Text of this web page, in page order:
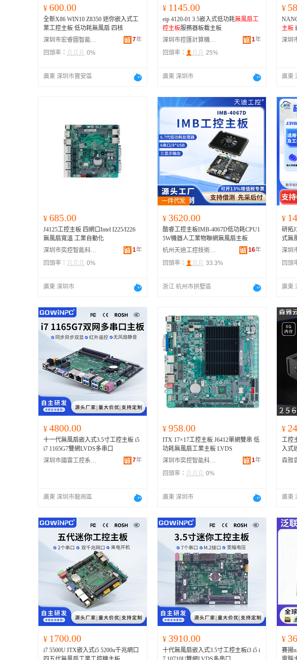
¥ 600.00
全新X86 WIN10 Z8350 迷你嵌入式工
業工控主板 低功耗無風扇 四核
深圳市宏睿圖智能有限公司
7年
回頭率：
0%
廣東 深圳市寶安區
¥ 1145.00
eip 4120-01 3.5嵌入式低功耗無風扇工
控主板服務器板載主板
深圳市控匯計算機有限公司
1年
回頭率：
25%
廣東 深圳市
¥
主板
廣東
¥ 685.00
J4125工控主板 四網口Intel I225/I226
無風扇寬溫 工業自動化
深圳市奕控智能科技有限公司
1年
回頭率：
0%
廣東 深圳市
¥ 3620.00
酷睿工控主板IMB-4067D低功耗CPU1
5W機器人工業物聯網無風扇主板
杭州天迪工控技術股份有限公司
16年
回頭率：
33.3%
浙江 杭州市拱墅區
¥
研拓
式無
回頭
廣東
¥ 4800.00
十一代無風扇嵌入式3.5寸工控主板 i5
i7 1165G7雙網LVDS多串口
深圳市國雲工控系統有限公司
7年
廣東 深圳市龍崗區
¥ 958.00
ITX 17×17工控主板 J6412單網雙串 低
功耗無風扇工業主板 LVDS
深圳市奕控智能科技有限公司
1年
回頭率：
0%
廣東 深圳市
¥
工控
入式
廣東
¥ 1700.00
i7 5500U ITX嵌入式i5 5200u千兆網口
¥ 3910.00
十代無風扇嵌入式3.5寸工控主板i3 i5 i
¥
賽揚